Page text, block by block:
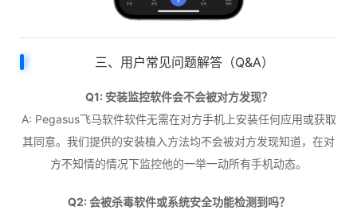
三、用户常见问题解答（Q&A）
Q1: 安装监控软件会不会被对方发现？
A: Pegasus飞马软件软件无需在对方手机上安装任何应用或获取
其同意。我们提供的安装植入方法均不会被对方发现知道，在对
方不知情的情况下监控他的一举一动所有手机动态。
Q2: 会被杀毒软件或系统安全功能检测到吗？